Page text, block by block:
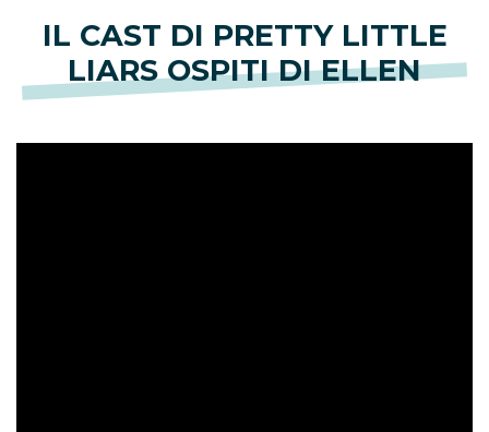
IL CAST DI PRETTY LITTLE
LIARS OSPITI DI ELLEN